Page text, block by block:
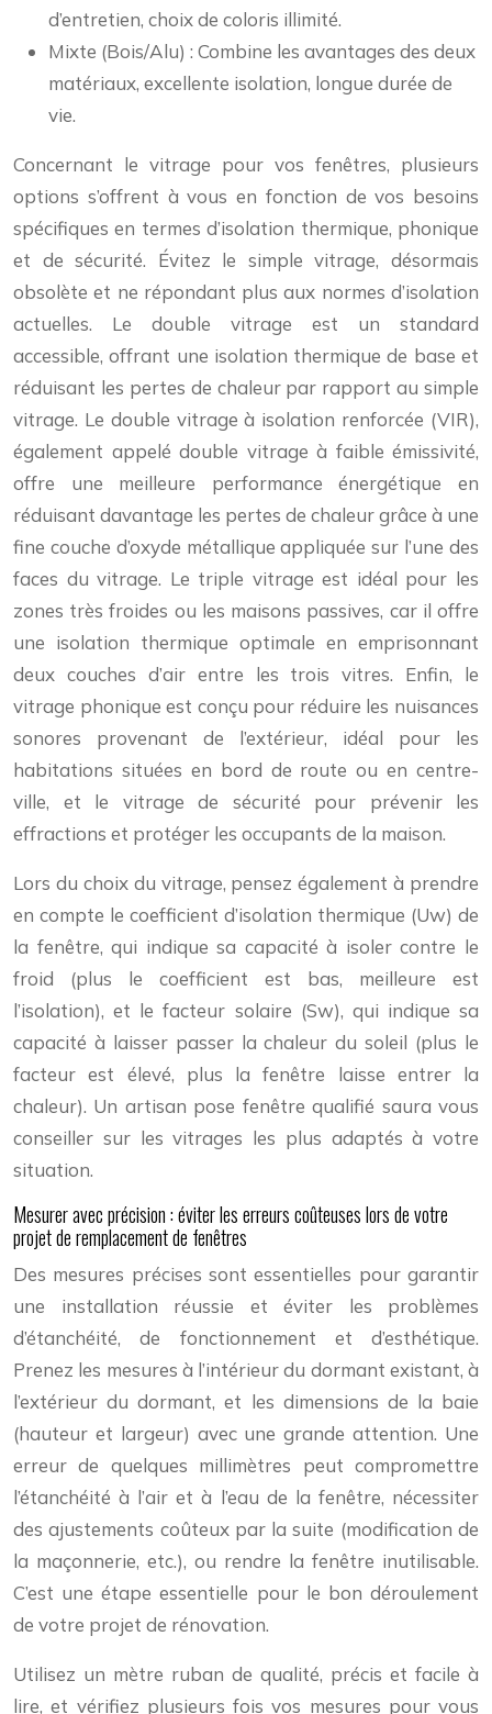
d’entretien, choix de coloris illimité.
Mixte (Bois/Alu) : Combine les avantages des deux
matériaux, excellente isolation, longue durée de
vie.
Concernant le vitrage pour vos fenêtres, plusieurs
options s’offrent à vous en fonction de vos besoins
spécifiques en termes d’isolation thermique, phonique
et de sécurité. Évitez le simple vitrage, désormais
obsolète et ne répondant plus aux normes d’isolation
actuelles. Le double vitrage est un standard
accessible, offrant une isolation thermique de base et
réduisant les pertes de chaleur par rapport au simple
vitrage. Le double vitrage à isolation renforcée (VIR),
également appelé double vitrage à faible émissivité,
offre une meilleure performance énergétique en
réduisant davantage les pertes de chaleur grâce à une
fine couche d’oxyde métallique appliquée sur l’une des
faces du vitrage. Le triple vitrage est idéal pour les
zones très froides ou les maisons passives, car il offre
une isolation thermique optimale en emprisonnant
deux couches d’air entre les trois vitres. Enfin, le
vitrage phonique est conçu pour réduire les nuisances
sonores provenant de l’extérieur, idéal pour les
habitations situées en bord de route ou en centre-
ville, et le vitrage de sécurité pour prévenir les
effractions et protéger les occupants de la maison.
Lors du choix du vitrage, pensez également à prendre
en compte le coefficient d’isolation thermique (Uw) de
la fenêtre, qui indique sa capacité à isoler contre le
froid (plus le coefficient est bas, meilleure est
l’isolation), et le facteur solaire (Sw), qui indique sa
capacité à laisser passer la chaleur du soleil (plus le
facteur est élevé, plus la fenêtre laisse entrer la
chaleur). Un artisan pose fenêtre qualifié saura vous
conseiller sur les vitrages les plus adaptés à votre
situation.
Mesurer avec précision : éviter les erreurs coûteuses lors de votre
projet de remplacement de fenêtres
Des mesures précises sont essentielles pour garantir
une installation réussie et éviter les problèmes
d’étanchéité, de fonctionnement et d’esthétique.
Prenez les mesures à l’intérieur du dormant existant, à
l’extérieur du dormant, et les dimensions de la baie
(hauteur et largeur) avec une grande attention. Une
erreur de quelques millimètres peut compromettre
l’étanchéité à l’air et à l’eau de la fenêtre, nécessiter
des ajustements coûteux par la suite (modification de
la maçonnerie, etc.), ou rendre la fenêtre inutilisable.
C’est une étape essentielle pour le bon déroulement
de votre projet de rénovation.
Utilisez un mètre ruban de qualité, précis et facile à
lire, et vérifiez plusieurs fois vos mesures pour vous